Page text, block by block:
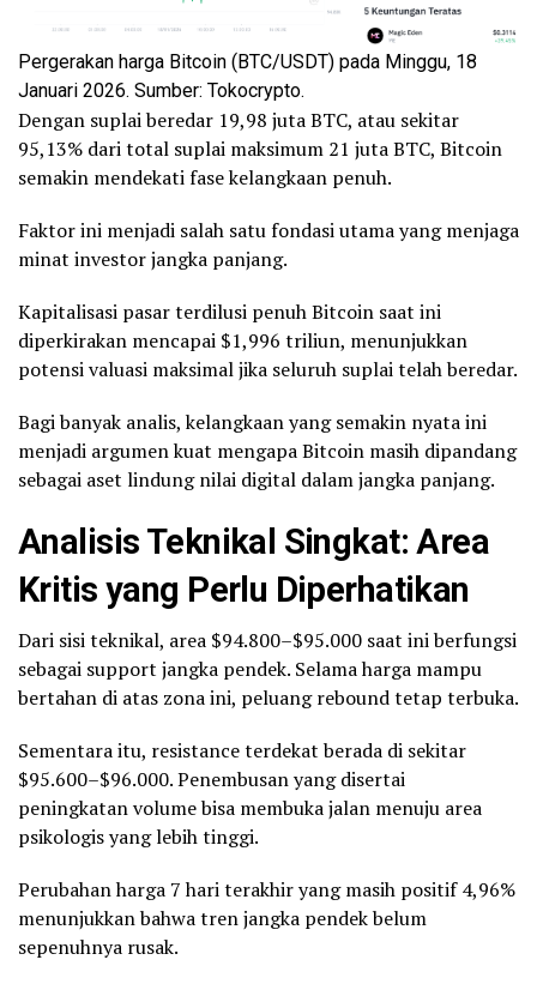
Pergerakan harga Bitcoin (BTC/USDT) pada Minggu, 18
Januari 2026. Sumber: Tokocrypto.
Dengan suplai beredar 19,98 juta BTC, atau sekitar
95,13% dari total suplai maksimum 21 juta BTC, Bitcoin
semakin mendekati fase kelangkaan penuh.
Faktor ini menjadi salah satu fondasi utama yang menjaga
minat investor jangka panjang.
Kapitalisasi pasar terdilusi penuh Bitcoin saat ini
diperkirakan mencapai $1,996 triliun, menunjukkan
potensi valuasi maksimal jika seluruh suplai telah beredar.
Bagi banyak analis, kelangkaan yang semakin nyata ini
menjadi argumen kuat mengapa Bitcoin masih dipandang
sebagai aset lindung nilai digital dalam jangka panjang.
Analisis Teknikal Singkat: Area
Kritis yang Perlu Diperhatikan
Dari sisi teknikal, area $94.800–$95.000 saat ini berfungsi
sebagai support jangka pendek. Selama harga mampu
bertahan di atas zona ini, peluang rebound tetap terbuka.
Sementara itu, resistance terdekat berada di sekitar
$95.600–$96.000. Penembusan yang disertai
peningkatan volume bisa membuka jalan menuju area
psikologis yang lebih tinggi.
Perubahan harga 7 hari terakhir yang masih positif 4,96%
menunjukkan bahwa tren jangka pendek belum
sepenuhnya rusak.